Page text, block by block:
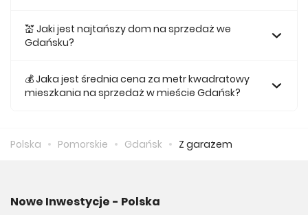
ofercie kosztuje 332 220 zł.
💒 Jaki jest najtańszy dom na sprzedaż we
Gdańsku?
kosztuje 1 599 000 zł.
💰 Jaka jest średnia cena za metr kwadratowy
mieszkania na sprzedaż w mieście Gdańsk?
Polska Pomorskie Gdańsk Z garażem
Nowe Inwestycje - Polska